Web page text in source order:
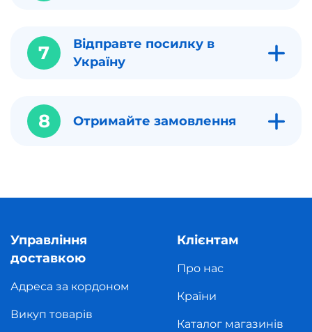
7
Відправте посилку в
Україну
8 Отримайте замовлення
Управління
доставкою
Адреса за кордоном
Викуп товарів
Клієнтам
Про нас
Країни
Каталог магазинів